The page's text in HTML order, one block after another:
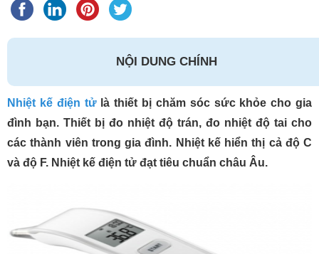
NỘI DUNG CHÍNH
Nhiệt kế điện tửlà thiết bị chăm sóc sức khỏe cho gia
đình bạn. Thiết bị đo nhiệt độ trán, đo nhiệt độ tai cho
các thành viên trong gia đình. Nhiệt kế hiển thị cả độ C
và độ F. Nhiệt kế điện tử đạt tiêu chuẩn châu Âu.